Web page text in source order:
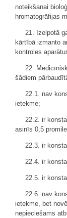
noteikšanai
hromatogrāfijas
21. Izelpotā
kārtībā izmanto
kontroles
22.
šādiem
22.1. nav
ietekme;
22.2. ir
asinīs 0,5
22.3. ir
22.4. ir
22.5. ir
22.6. nav
ietekme, bet
nepieciešams